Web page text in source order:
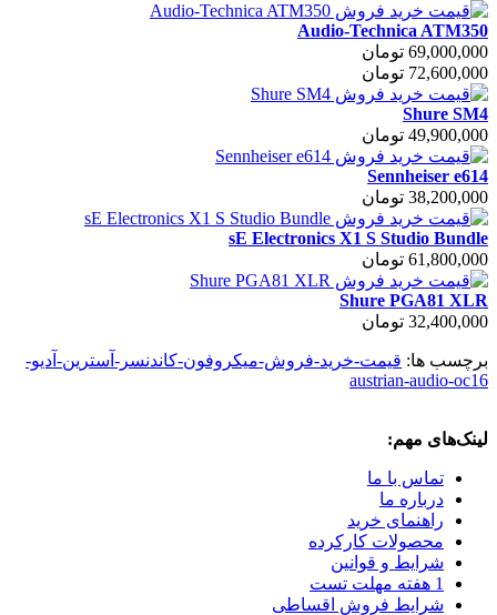
Audio-Technica ATM350
69,000,000 تومان
72,600,000 تومان
Shure SM4
49,900,000 تومان
Sennheiser e614
38,200,000 تومان
sE Electronics X1 S Studio Bundle
61,800,000 تومان
Shure PGA81 XLR
32,400,000 تومان
برچسب ها: قیمت-خرید-فروش-میکروفون-کاندنسر-آسترین-آدیو-
austrian-audio-oc16
لینک‌های مهم:
تماس با ما
درباره ما
راهنمای خرید
محصولات کارکرده
شرایط و قوانین
1 هفته مهلت تست
شرایط فروش اقساطی